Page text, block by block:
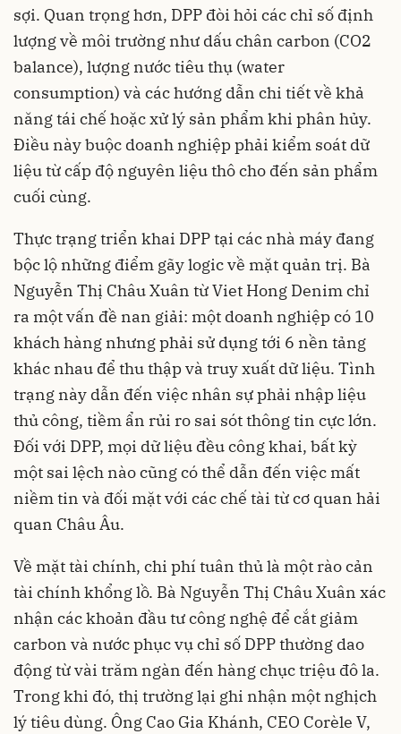
sợi. Quan trọng hơn, DPP đòi hỏi các chỉ số định
lượng về môi trường như dấu chân carbon (CO2
balance), lượng nước tiêu thụ (water
consumption) và các hướng dẫn chi tiết về khả
năng tái chế hoặc xử lý sản phẩm khi phân hủy.
Điều này buộc doanh nghiệp phải kiểm soát dữ
liệu từ cấp độ nguyên liệu thô cho đến sản phẩm
cuối cùng.
Thực trạng triển khai DPP tại các nhà máy đang
bộc lộ những điểm gãy logic về mặt quản trị. Bà
Nguyễn Thị Châu Xuân từ Viet Hong Denim chỉ
ra một vấn đề nan giải: một doanh nghiệp có 10
khách hàng nhưng phải sử dụng tới 6 nền tảng
khác nhau để thu thập và truy xuất dữ liệu. Tình
trạng này dẫn đến việc nhân sự phải nhập liệu
thủ công, tiềm ẩn rủi ro sai sót thông tin cực lớn.
Đối với DPP, mọi dữ liệu đều công khai, bất kỳ
một sai lệch nào cũng có thể dẫn đến việc mất
niềm tin và đối mặt với các chế tài từ cơ quan hải
quan Châu Âu.
Về mặt tài chính, chi phí tuân thủ là một rào cản
tài chính khổng lồ. Bà Nguyễn Thị Châu Xuân xác
nhận các khoản đầu tư công nghệ để cắt giảm
carbon và nước phục vụ chỉ số DPP thường dao
động từ vài trăm ngàn đến hàng chục triệu đô la.
Trong khi đó, thị trường lại ghi nhận một nghịch
lý tiêu dùng. Ông Cao Gia Khánh, CEO Corèle V,